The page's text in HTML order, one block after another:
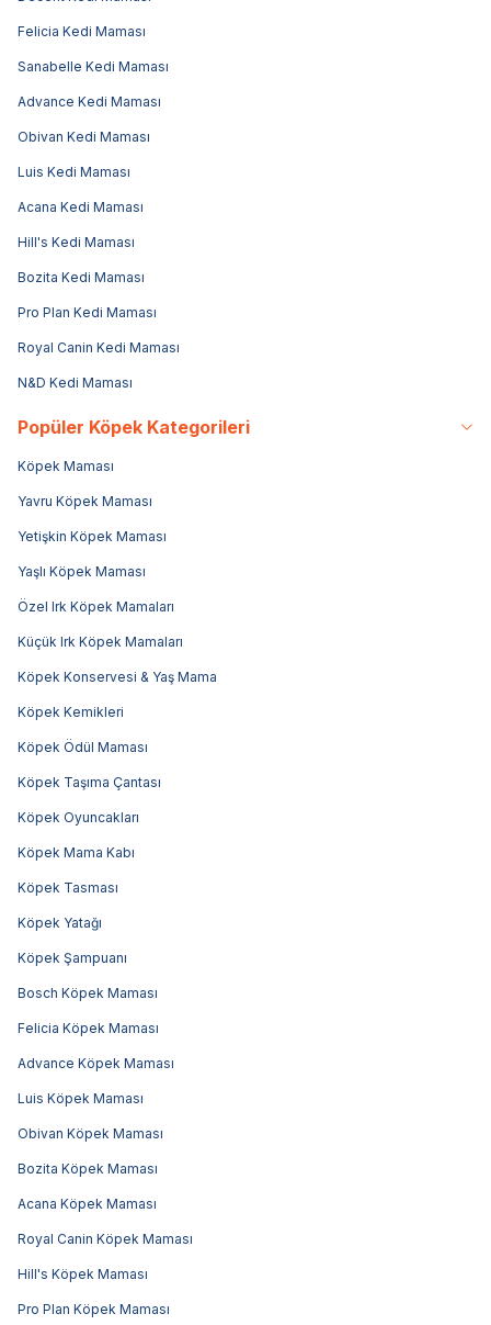
Felicia Kedi Maması
Sanabelle Kedi Maması
Advance Kedi Maması
Obivan Kedi Maması
Luis Kedi Maması
Acana Kedi Maması
Hill's Kedi Maması
Bozita Kedi Maması
Pro Plan Kedi Maması
Royal Canin Kedi Maması
N&D Kedi Maması
Popüler Köpek Kategorileri
Köpek Maması
Yavru Köpek Maması
Yetişkin Köpek Maması
Yaşlı Köpek Maması
Özel Irk Köpek Mamaları
Küçük Irk Köpek Mamaları
Köpek Konservesi & Yaş Mama
Köpek Kemikleri
Köpek Ödül Maması
Köpek Taşıma Çantası
Köpek Oyuncakları
Köpek Mama Kabı
Köpek Tasması
Köpek Yatağı
Köpek Şampuanı
Bosch Köpek Maması
Felicia Köpek Maması
Advance Köpek Maması
Luis Köpek Maması
Obivan Köpek Maması
Bozita Köpek Maması
Acana Köpek Maması
Royal Canin Köpek Maması
Hill's Köpek Maması
Pro Plan Köpek Maması